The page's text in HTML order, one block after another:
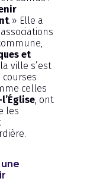
. » Elle a
et
ville s’est
celles
, ont
les